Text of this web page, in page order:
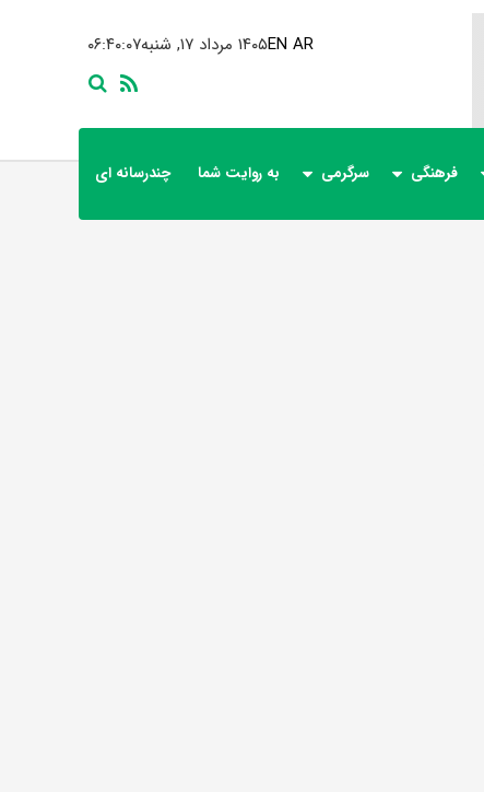
۰۶:۴۰:۰۷ ۱۴۰۵ مرداد ۱۷, شنبهEN AR
فرهنگی سرگرمی به روایت شما چندرسانه ای